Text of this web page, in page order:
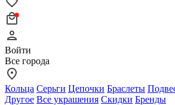
Войти
Все города
Кольца Серьги Цепочки Браслеты
Другое Все украшения Скидки Бренды